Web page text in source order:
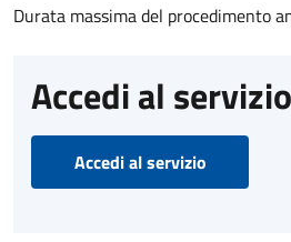
Durata massima del procedimento
Accedi al servizio
Accedi al servizio